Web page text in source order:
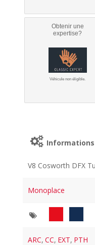
Obtenir une
expertise?
Véhicule non éligible.
V8 Cosworth DFX
Monoplace
ARC, CC, EXT, PTH